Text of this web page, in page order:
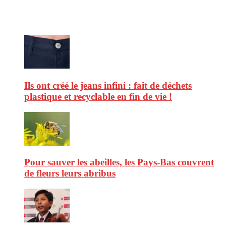
Ils ont créé le jeans infini : fait de déchets
plastique et recyclable en fin de vie !
Pour sauver les abeilles, les Pays-Bas couvrent
de fleurs leurs abribus